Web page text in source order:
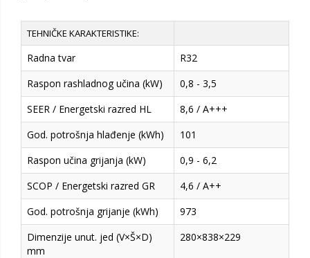
TEHNIČKE KARAKTERISTIKE:
Radna tvar
R32
Raspon rashladnog učina (kW)
0,8 - 3,5
SEER / Energetski razred HL
8,6 / A+++
God. potrošnja hlađenje (kWh)
101
Raspon učina grijanja (kW)
0,9 - 6,2
SCOP / Energetski razred GR
4,6 / A++
God. potrošnja grijanje (kWh)
973
Dimenzije unut. jed (V×Š×D)
mm
280×838×229